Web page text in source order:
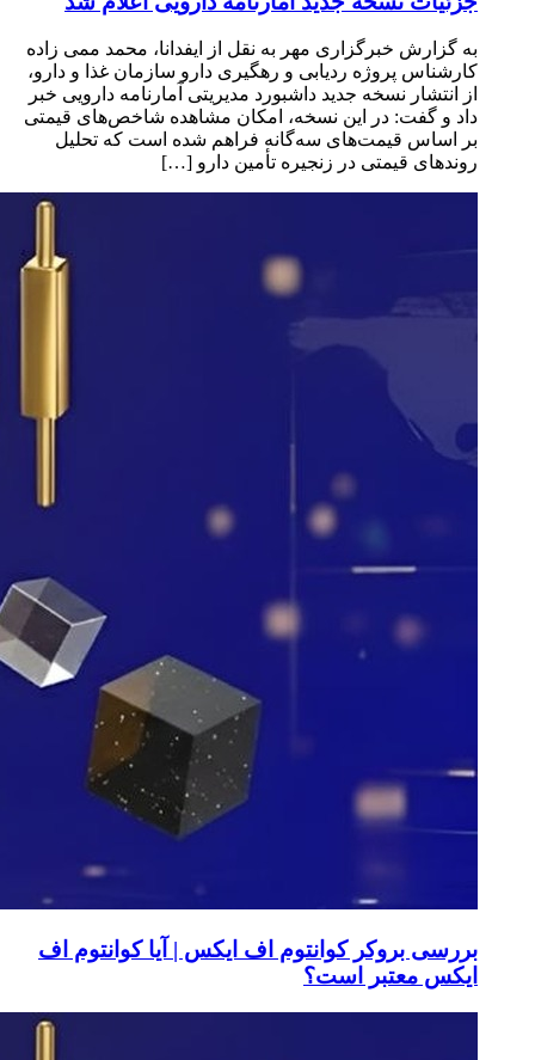
به گزارش خبرگزاری مهر به نقل از ایفدانا، محمد ممی زاده
کارشناس پروژه ردیابی و رهگیری دارو سازمان غذا و دارو،
از انتشار نسخه جدید داشبورد مدیریتی آمارنامه دارویی خبر
داد و گفت: در این نسخه، امکان مشاهده شاخص‌های قیمتی
بر اساس قیمت‌های سه‌گانه فراهم شده است که تحلیل
روندهای قیمتی در زنجیره تأمین دارو […]
بررسی بروکر کوانتوم اف ایکس | آیا کوانتوم اف
ایکس معتبر است؟